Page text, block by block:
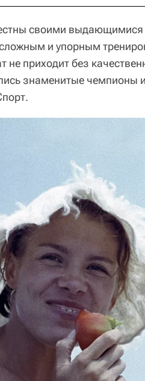
своими
и упорным
не приходит без
знаменитые чемпионы